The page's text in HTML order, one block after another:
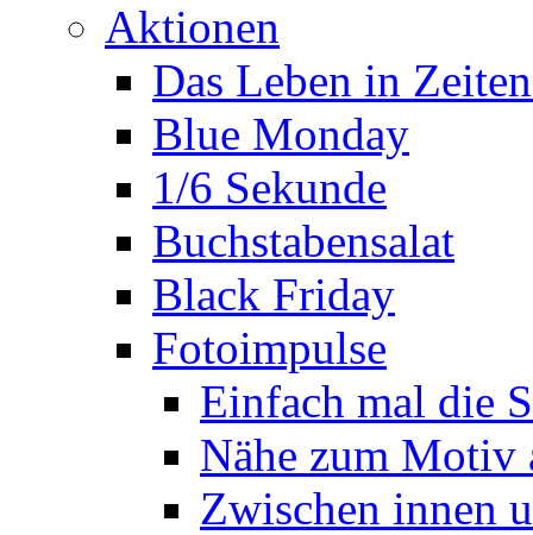
Aktionen
Das Leben in
Blue Monday
1/6 Sekunde
Buchstabensalat
Black Friday
Fotoimpulse
Einfach mal die
Nähe zum Motiv
Zwischen innen